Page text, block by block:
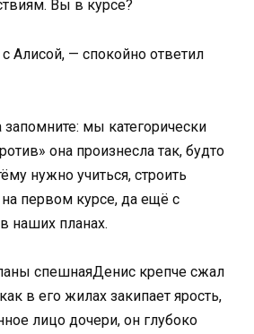
Вы в курсе?
Алисой, — спокойно ответил
мы категорически
она произнесла так, будто
нужно учиться, строить
первом курсе, да ещё с
наших планах.
спешнаяДенис крепче сжал
в его жилах закипает ярость,
лицо дочери, он глубоко